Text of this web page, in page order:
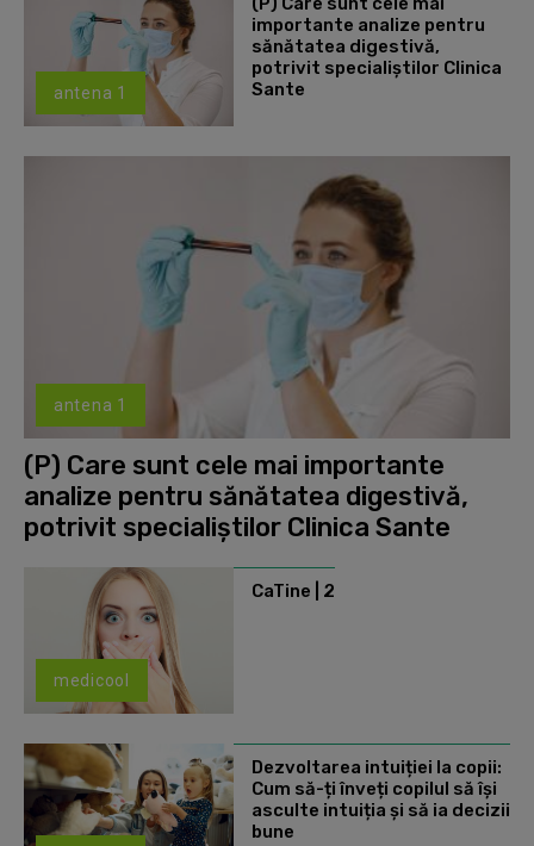
antena 1
importante analize pentru
sănătatea digestivă,
potrivit specialiștilor Clinica
Sante
antena 1
(P) Care sunt cele mai importante
analize pentru sănătatea digestivă,
potrivit specialiștilor Clinica Sante
medicool
CaTine | 2
Dezvoltarea intuiției la copii:
Cum să-ți înveți copilul să își
asculte intuiția și să ia decizii
bune